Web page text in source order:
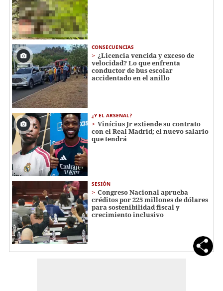
CONSECUENCIAS
¿Licencia vencida y exceso de
velocidad? Lo que enfrenta
conductor de bus escolar
accidentado en el anillo
¿Y EL ARSENAL?
Vinícius Jr extiende su contrato
con el Real Madrid; el nuevo salario
que tendrá
SESIÓN
Congreso Nacional aprueba
créditos por 225 millones de dólares
para sostenibilidad fiscal y
crecimiento inclusivo